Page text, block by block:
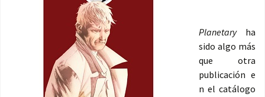
Planetaryha
sido algo más
que otra
publicación e
n el catálogo